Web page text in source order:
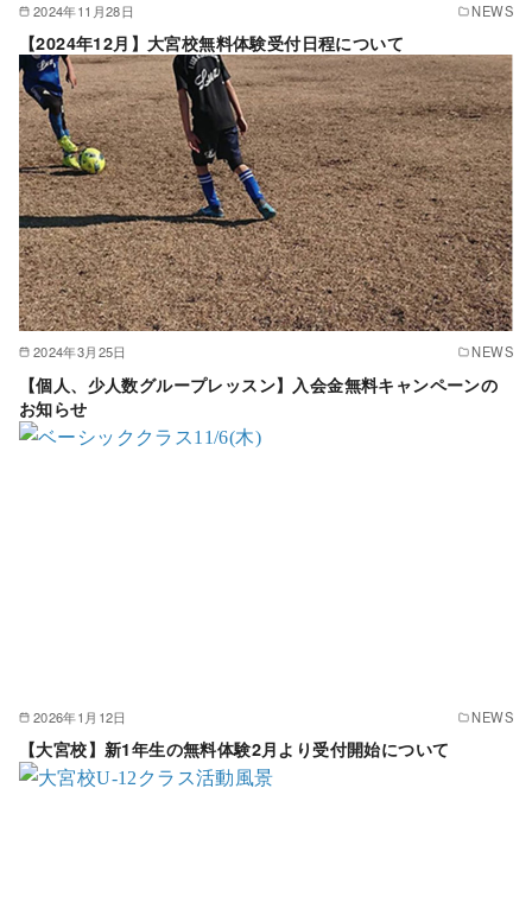
2024年11月28日 NEWS
【2024年12月】大宮校無料体験受付日程について
2024年3月25日 NEWS
【個人、少人数グループレッスン】入会金無料キャンペーンの
お知らせ
2026年1月12日 NEWS
【大宮校】新1年生の無料体験2月より受付開始について